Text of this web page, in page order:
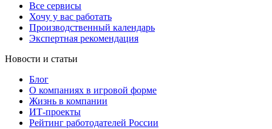
Все сервисы
Хочу у вас работать
Производственный календарь
Экспертная рекомендация
Новости и статьи
Блог
О компаниях в игровой форме
Жизнь в компании
ИТ-проекты
Рейтинг работодателей России